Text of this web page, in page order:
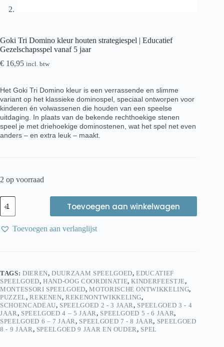
Goki Tri Domino kleur houten strategiespel | Educatief
Gezelschapsspel vanaf 5 jaar
€ 16,95 incl. btw
Het Goki Tri Domino kleur is een verrassende en slimme
variant op het klassieke dominospel, speciaal ontworpen voor
kinderen én volwassenen die houden van een speelse
uitdaging. In plaats van de bekende rechthoekige stenen
speel je met driehoekige dominostenen, wat het spel net even
anders – en extra leuk – maakt.
2 op voorraad
Goki
Tri
Domino
kleur
houten
vanaf
5
jaar
aantal
Toevoegen aan winkelwagen
Toevoegen aan verlanglijst
TAGS: DIEREN,DUURZAAM SPEELGOED,EDUCATIEF
SPEELGOED,HAND-OOG COORDINATIE,KINDERFEESTJE,
MONTESSORI SPEELGOED,MOTORISCHE ONTWIKKELING,
PUZZEL,REKENEN,REKENONTWIKKELING,
SCHOENCADEAU, SPEELGOED 2 - 3 JAAR, SPEELGOED 3 - 4
JAAR, SPEELGOED 4 – 5 JAAR, SPEELGOED 5 - 6 JAAR,
SPEELGOED 6 – 7 JAAR, SPEELGOED 7 - 8 JAAR, SPEELGOED
8 - 9 JAAR, SPEELGOED 9 JAAR EN OUDER, SPEL